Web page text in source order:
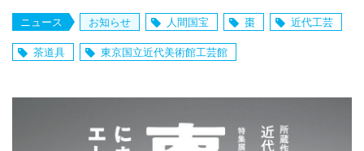
ニュース お知らせ 人間国宝 棗 近代工芸
茶道具 東京国立近代美術館工芸館